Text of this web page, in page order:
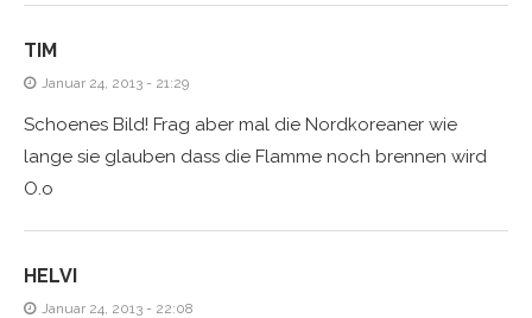
TIM
Januar 24, 2013 - 21:29
Schoenes Bild! Frag aber mal die Nordkoreaner wie
lange sie glauben dass die Flamme noch brennen wird
O.o
HELVI
Januar 24, 2013 - 22:08